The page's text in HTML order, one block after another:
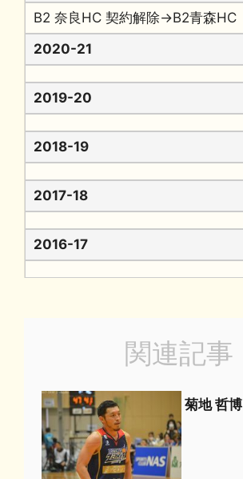
B2 奈良HC 契約解除→B2青森HC
2020-21
2019-20
2018-19
2017-18
2016-17
関連記事
菊地 哲博